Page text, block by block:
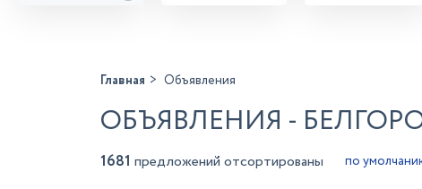
Главная Объявления
ОБЪЯВЛЕНИЯ -
1681 предложений отсортированы